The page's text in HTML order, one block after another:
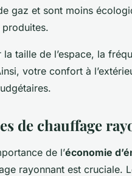
gaz et sont moins
taille de l’espace, la
votre confort à
de chauffage
de l’économie
rayonnant est cruciale.